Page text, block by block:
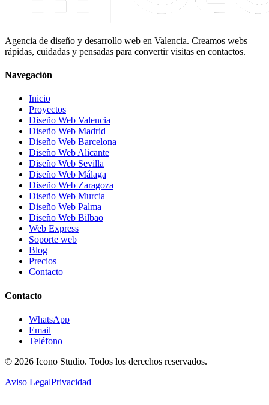
Agencia de diseño y desarrollo web en Valencia. Creamos webs
rápidas, cuidadas y pensadas para convertir visitas en contactos.
Navegación
Inicio
Proyectos
Diseño Web Valencia
Diseño Web Madrid
Diseño Web Barcelona
Diseño Web Alicante
Diseño Web Sevilla
Diseño Web Málaga
Diseño Web Zaragoza
Diseño Web Murcia
Diseño Web Palma
Diseño Web Bilbao
Web Express
Soporte web
Blog
Precios
Contacto
Contacto
WhatsApp
Email
Teléfono
© 2026 Icono Studio. Todos los derechos reservados.
Aviso LegalPrivacidad